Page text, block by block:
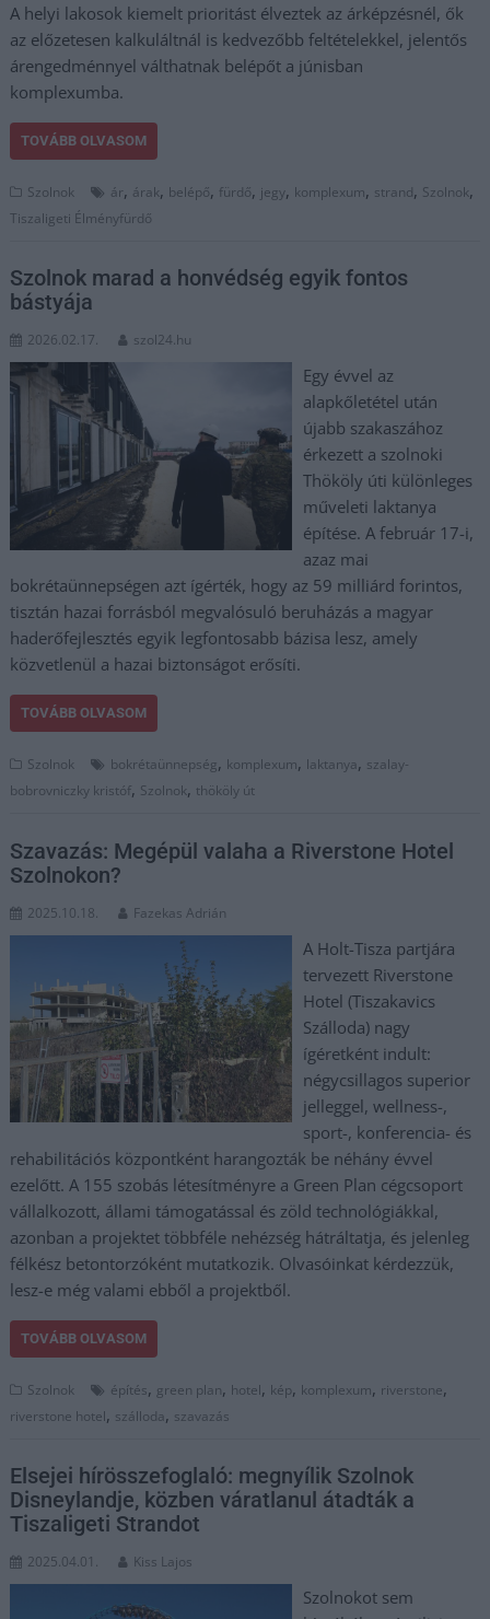
A helyi lakosok kiemelt prioritást élveztek az árképzésnél, ők
az előzetesen kalkuláltnál is kedvezőbb feltételekkel, jelentős
árengedménnyel válthatnak belépőt a júnisban
komplexumba.
TOVÁBB OLVASOM
Szolnok ár, árak, belépő, fürdő, jegy, komplexum, strand, Szolnok,
Tiszaligeti Élményfürdő
Szolnok marad a honvédség egyik fontos
bástyája
2026.02.17. szol24.hu
Egy évvel az
alapkőletétel után
újabb szakaszához
érkezett a szolnoki
Thököly úti különleges
műveleti laktanya
építése. A február 17-i,
azaz mai
bokrétaünnepségen azt ígérték, hogy az 59 milliárd forintos,
tisztán hazai forrásból megvalósuló beruházás a magyar
haderőfejlesztés egyik legfontosabb bázisa lesz, amely
közvetlenül a hazai biztonságot erősíti.
TOVÁBB OLVASOM
Szolnok bokrétaünnepség, komplexum, laktanya, szalay-
bobrovniczky kristóf, Szolnok, thököly út
Szavazás: Megépül valaha a Riverstone Hotel
Szolnokon?
2025.10.18. Fazekas Adrián
A Holt-Tisza partjára
tervezett Riverstone
Hotel (Tiszakavics
Szálloda) nagy
ígéretként indult:
négycsillagos superior
jelleggel, wellness-,
sport-, konferencia- és
rehabilitációs központként harangozták be néhány évvel
ezelőtt. A 155 szobás létesítményre a Green Plan cégcsoport
vállalkozott, állami támogatással és zöld technológiákkal,
azonban a projektet többféle nehézség hátráltatja, és jelenleg
félkész betontorzóként mutatkozik. Olvasóinkat kérdezzük,
lesz-e még valami ebből a projektből.
TOVÁBB OLVASOM
Szolnok építés, green plan, hotel, kép, komplexum, riverstone,
riverstone hotel, szálloda, szavazás
Elsejei hírösszefoglaló: megnyílik Szolnok
Disneylandje, közben váratlanul átadták a
Tiszaligeti Strandot
2025.04.01. Kiss Lajos
Szolnokot sem